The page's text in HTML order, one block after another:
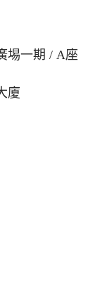
埸一期 / A座
廈